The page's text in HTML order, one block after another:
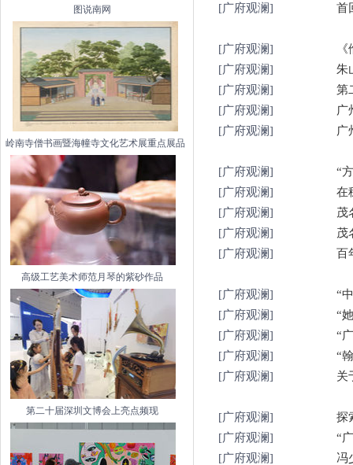
图说南网
岭南寺僧书画暨海幢寺文化艺术展重点展品
高级工艺美术师范月琴的紫砂作品
第二十届深圳文博会上亮点频现
[广府观澜]
首
[广府观澜]
[广府观澜]
朱
[广府观澜]
第
[广府观澜]
广
[广府观澜]
广
[广府观澜]
“
[广府观澜]
在
[广府观澜]
茂
[广府观澜]
茂
[广府观澜]
百
[广府观澜]
“
[广府观澜]
“
[广府观澜]
“
[广府观澜]
“
[广府观澜]
关
[广府观澜]
探
[广府观澜]
“
[广府观澜]
冯